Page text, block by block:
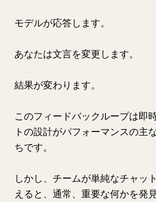
モデルが応答します。
あなたは文言を変更します。
結果が変わります。
このフィードバックループは即
トの設計がパフォーマンスの主
ちです。
しかし、チームが単純なチャッ
えると、通常、重要な何かを発